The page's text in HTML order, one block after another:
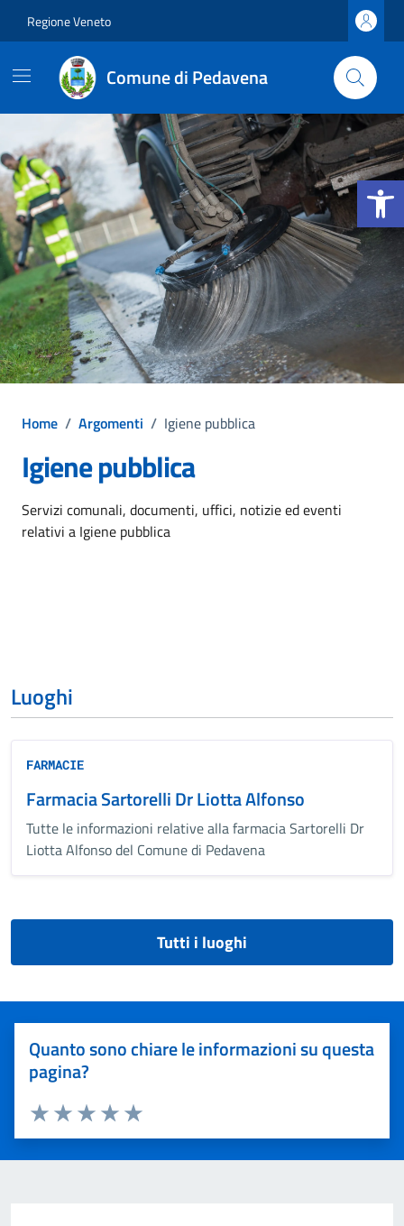
Regione Veneto
Comune di Pedavena
Home / Argomenti / Igiene pubblica
Igiene pubblica
Dettagli dell'argomento
Servizi comunali, documenti, uffici, notizie ed eventi
relativi a Igiene pubblica
Luoghi
FARMACIE
Farmacia Sartorelli Dr Liotta Alfonso
Tutte le informazioni relative alla farmacia Sartorelli Dr
Liotta Alfonso del Comune di Pedavena
Tutti i luoghi
Quanto sono chiare le informazioni su questa
pagina?
Valuta 5 stelle su 5
Valuta 4 stelle su 5
Valuta 3 stelle su 5
Valuta 2 stelle su 5
Valuta 1 stelle su 5
Apri la